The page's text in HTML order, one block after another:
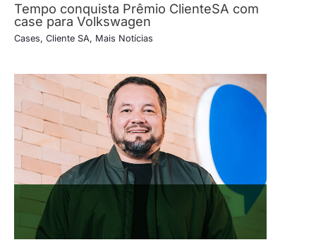
Tempo conquista Prêmio ClienteSA com
case para Volkswagen
Cases, Cliente SA, Mais Notícias